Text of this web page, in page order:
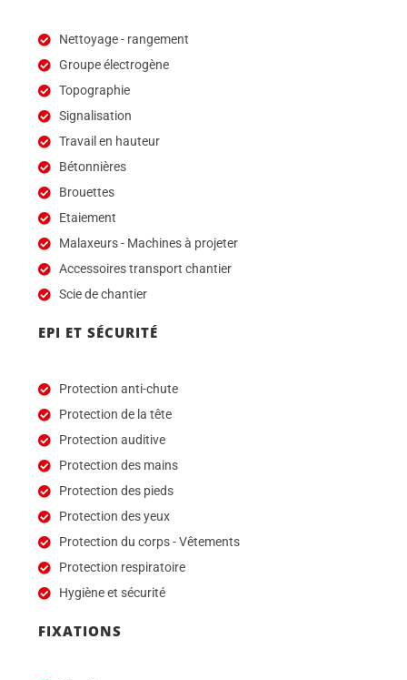
Nettoyage - rangement
Groupe électrogène
Topographie
Signalisation
Travail en hauteur
Bétonnières
Brouettes
Etaiement
Malaxeurs - Machines à projeter
Accessoires transport chantier
Scie de chantier
EPI ET SÉCURITÉ
Protection anti-chute
Protection de la tête
Protection auditive
Protection des mains
Protection des pieds
Protection des yeux
Protection du corps - Vêtements
Protection respiratoire
Hygiène et sécurité
FIXATIONS